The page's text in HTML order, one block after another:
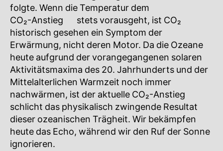
folgte. Wenn die Temperatur dem
CO₂-Anstieg
stets vorausgeht, ist CO₂
historisch gesehen ein Symptom der
Erwärmung, nicht deren Motor. Da die Ozeane
heute aufgrund der vorangegangenen solaren
Aktivitätsmaxima des 20. Jahrhunderts und der
Mittelalterlichen Warmzeit noch immer
nachwärmen, ist der aktuelle CO₂-Anstieg
schlicht das physikalisch zwingende Resultat
dieser ozeanischen Trägheit. Wir bekämpfen
heute das Echo, während wir den Ruf der Sonne
ignorieren.